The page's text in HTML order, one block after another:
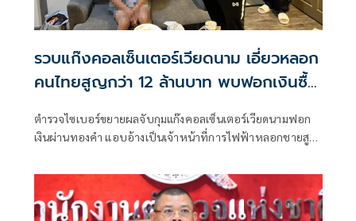
รวบแก๊งคอลเซ็นเตอร์เวียดนาม เอี่ยวหลอก
คนไทยสูญกว่า 12 ล้านบาท พบฟอกเงินซื้อ
ตำรวจไซเบอร์ขยายผลจับกุมแก๊งคอลเซ็นเตอร์เวียดนามฟอก
เงินผ่านทองคำ แอบอ้างเป็นเจ้าหน้าที่การไฟฟ้าหลอกชายสูง
เงินของเจ้าหน้าที่